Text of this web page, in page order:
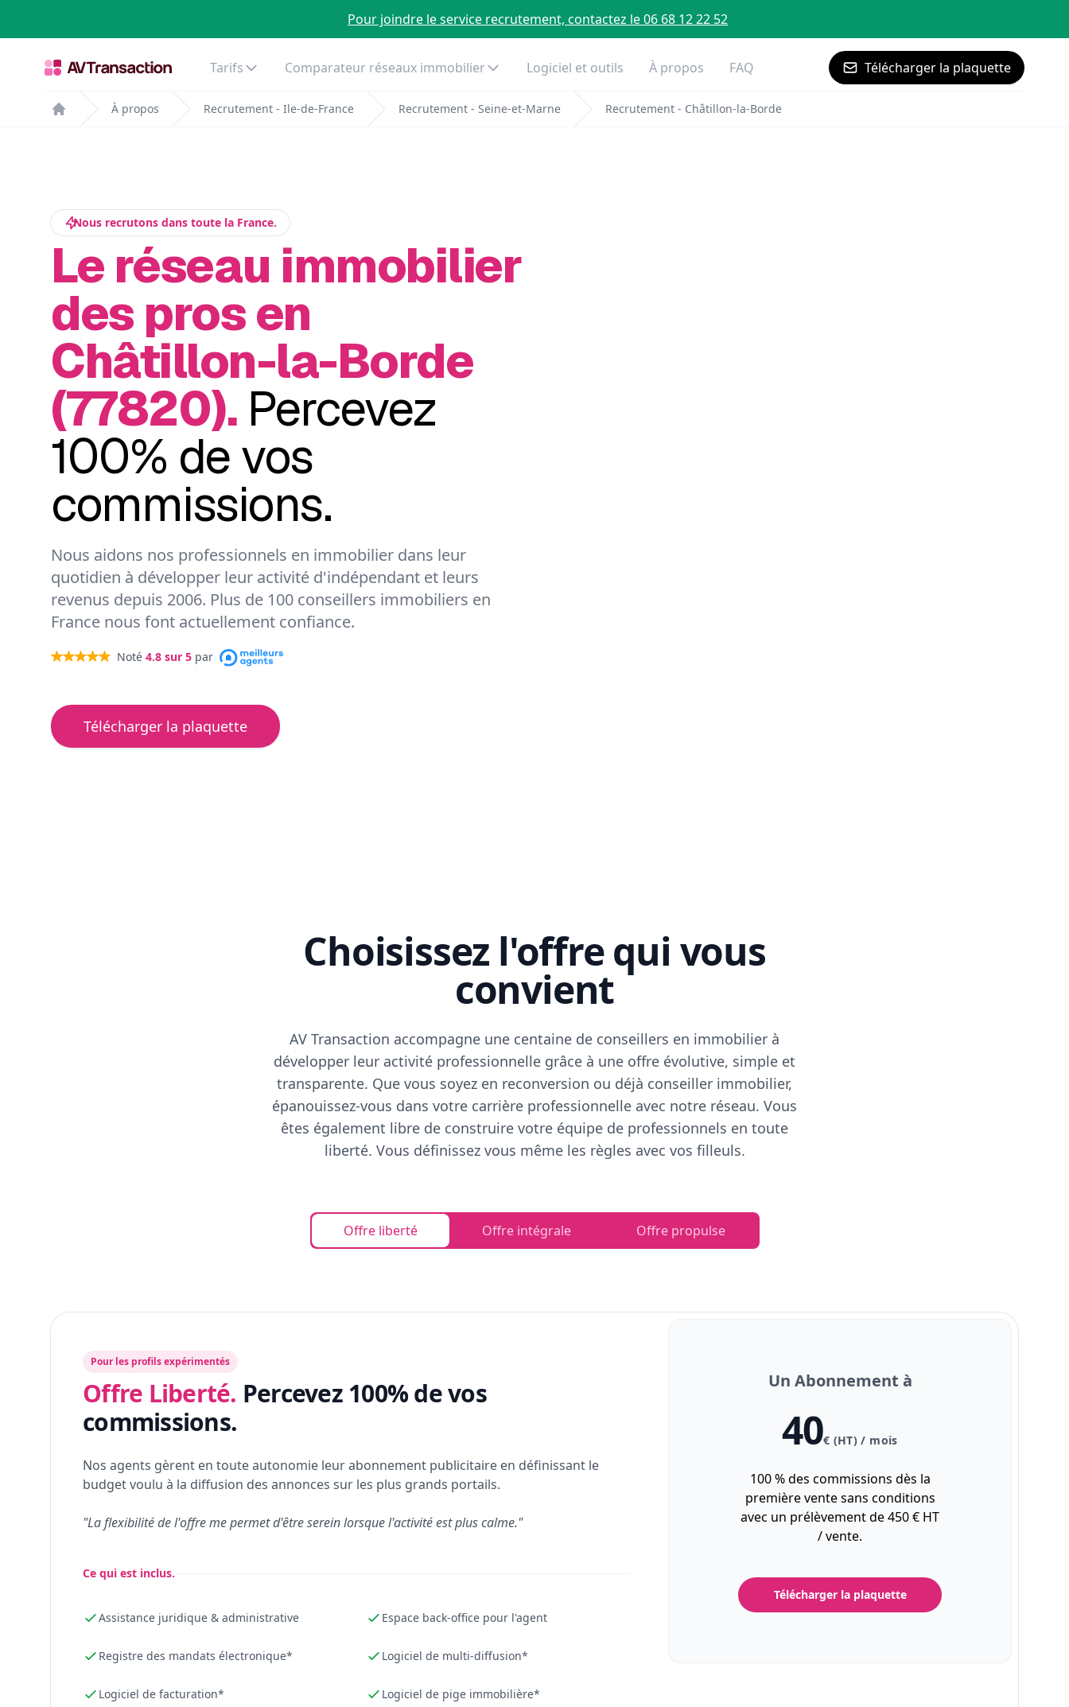
Pour joindre le service recrutement, contactez le 06 68 12 22 52
Tarifs Comparateur réseaux immobilier Logiciel et outils À propos FAQ Télécharger la plaquette
Home
À propos Recrutement - Ile-de-France Recrutement - Seine-et-Marne Recrutement - Châtillon-la-Borde
Nous recrutons dans toute la France.
Le réseau immobilier
des pros en
Châtillon-la-Borde
(77820). Percevez
100% de vos
commissions.
Nous aidons nos professionnels en immobilier dans leur
quotidien à développer leur activité d'indépendant et leurs
revenus depuis 2006. Plus de 100 conseillers immobiliers en
France nous font actuellement confiance.
Noté 4.8 sur 5 par
Télécharger la plaquette
Choisissez l'offre qui vous
convient
AV Transaction accompagne une centaine de conseillers en immobilier à
développer leur activité professionnelle grâce à une offre évolutive, simple et
transparente. Que vous soyez en reconversion ou déjà conseiller immobilier,
épanouissez-vous dans votre carrière professionnelle avec notre réseau. Vous
êtes également libre de construire votre équipe de professionnels en toute
liberté. Vous définissez vous même les règles avec vos filleuls.
Offre liberté Offre intégrale Offre propulse
Pour les profils expérimentés
Offre Liberté. Percevez 100% de vos
commissions.
Nos agents gèrent en toute autonomie leur abonnement publicitaire en définissant le
budget voulu à la diffusion des annonces sur les plus grands portails.
"La flexibilité de l'offre me permet d'être serein lorsque l'activité est plus calme."
Ce qui est inclus.
Assistance juridique & administrative Espace back-office pour l'agent
Registre des mandats électronique* Logiciel de multi-diffusion*
Logiciel de facturation* Logiciel de pige immobilière*
Un Abonnement à
40€ (HT) / mois
100 % des commissions dès la
première vente sans conditions
avec un prélèvement de 450 € HT
/ vente.
Télécharger la plaquette